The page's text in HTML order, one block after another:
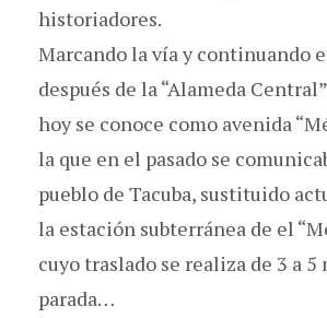
historiadores.
Marcando la vía y continuando
después de la “Alameda
hoy se conoce como avenida
la que en el pasado se
pueblo de Tacuba, sustituido
la estación subterránea de el
cuyo traslado se realiza de 3 a
parada…